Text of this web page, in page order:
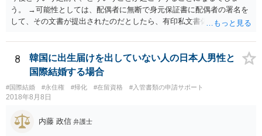
う。 →可能性としては、配偶者に無断で身元保証書に配偶者の署名を
して、その文書が提出されたのだとしたら、有印私文書偽造・同行使
規定されています。
8
韓国に出生届けを出していない人の日本人男性と
国際結婚する場合
#国際結婚 #永住権 #帰化 #在留資格 #入管書類の申請サポート
2018年8月8日
内藤 政信 弁護士